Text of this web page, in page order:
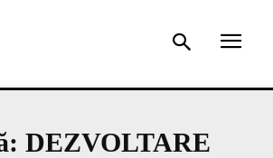
DEZVOLTARE